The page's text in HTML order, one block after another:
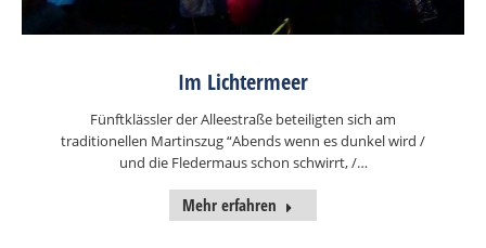
Im Lichtermeer
Fünftklässler der Alleestraße beteiligten sich am
traditionellen Martinszug “Abends wenn es dunkel wird /
und die Fledermaus schon schwirrt, /…
Mehr erfahren